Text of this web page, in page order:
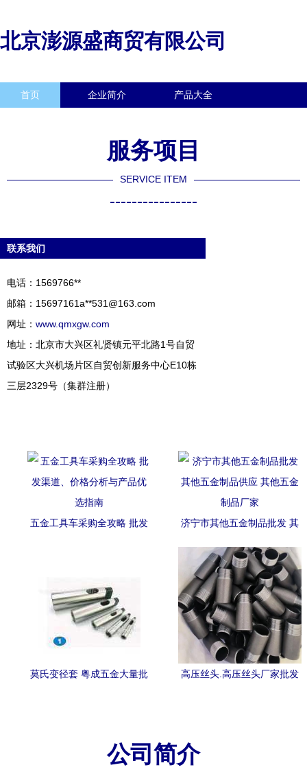
北京澎源盛商贸有限公司
首页 企业简介 产品大全
服务项目
SERVICE ITEM
----------------
联系我们
电话：1569766**
邮箱：15697161a**531@163.com
网址： www.qmxgw.com
地址：北京市大兴区礼贤镇元平北路1号自贸
试验区大兴机场片区自贸创新服务中心E10栋
三层2329号（集群注册）
五金工具车采购全攻略 批发
济宁市其他五金制品批发 其
品厂家
莫氏变径套 粤成五金大量批
高压丝头.高压丝头厂家批发
公司简介